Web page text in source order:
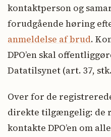
kontaktperson og
forudgående høring
anmeldelse af brud.
DPO’en skal
Datatilsynet (art. 37,
Over for de
direkte tilgængelig: de
kontakte DPO’en om